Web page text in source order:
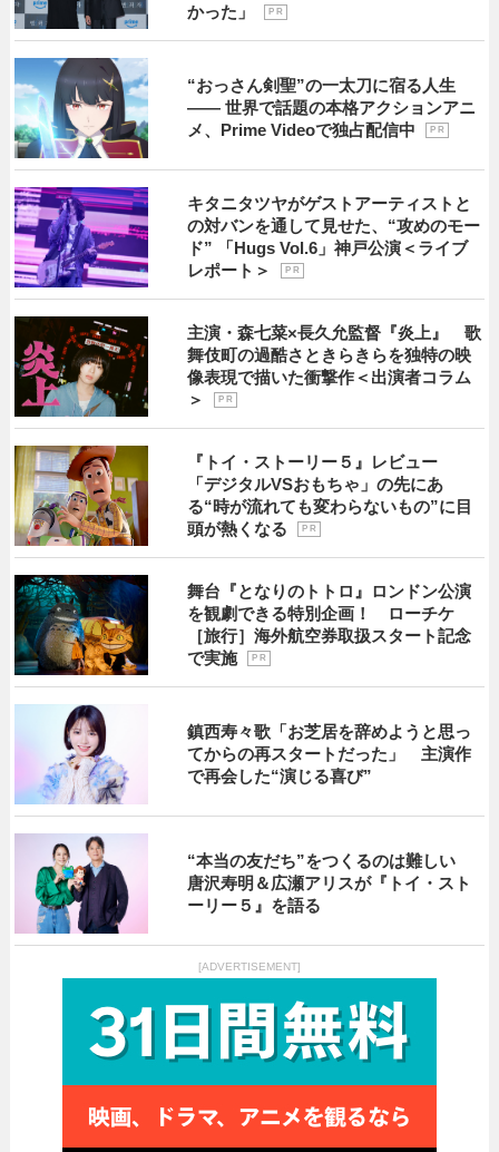
かった」
P R
“おっさん剣聖”の一太刀に宿る人生
―― 世界で話題の本格アクションアニ
メ、Prime Videoで独占配信中
P R
キタニタツヤがゲストアーティストと
の対バンを通して見せた、“攻めのモー
ド” 「Hugs Vol.6」神戸公演＜ライブ
レポート＞
P R
主演・森七菜×長久允監督『炎上』 歌
舞伎町の過酷さときらきらを独特の映
像表現で描いた衝撃作＜出演者コラム
＞
P R
『トイ・ストーリー５』レビュー
「デジタルVSおもちゃ」の先にあ
る“時が流れても変わらないもの”に目
頭が熱くなる
P R
舞台『となりのトトロ』ロンドン公演
を観劇できる特別企画！ ローチケ
［旅行］海外航空券取扱スタート記念
で実施
P R
鎮西寿々歌「お芝居を辞めようと思っ
てからの再スタートだった」 主演作
で再会した“演じる喜び”
“本当の友だち”をつくるのは難しい
唐沢寿明＆広瀬アリスが『トイ・スト
ーリー５』を語る
[ADVERTISEMENT]